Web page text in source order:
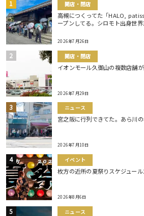
開店・閉店
高槻につくってた「HALO,
ープンしてる。シロモト出身世
2026年7月26日
開店・閉店
イオンモール久御山の複数店舗
2026年7月29日
ニュース
宮之阪に行列できてた。あら川
2026年7月10日
イベント
枚方の近所の夏祭りスケジュール
2026年8月6日
ニュース